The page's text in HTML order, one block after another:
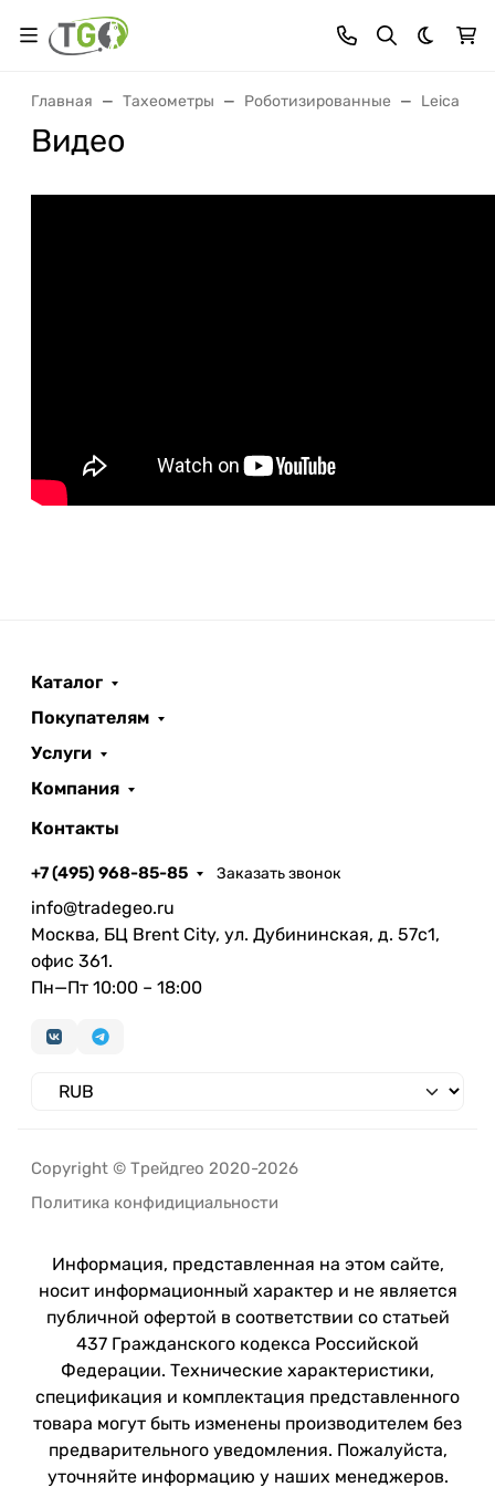
Темная
Главная Тахеометры Роботизированные Leica
Видео
Каталог
Покупателям
Услуги
Компания
Контакты
+7 (495) 968-85-85 Заказать звонок
info@tradegeo.ru
Москва, БЦ Brent City, ул. Дубининская, д. 57с1,
офис 361.
Пн—Пт 10:00 – 18:00
Copyright © Трейдгео 2020-2026
Политика конфидициальности
Информация, представленная на этом сайте,
носит информационный характер и не является
публичной офертой в соответствии со статьей
437 Гражданского кодекса Российской
Федерации. Технические характеристики,
спецификация и комплектация представленного
товара могут быть изменены производителем без
предварительного уведомления. Пожалуйста,
уточняйте информацию у наших менеджеров.